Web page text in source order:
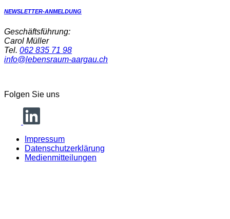
NEWSLETTER-ANMELDUNG
Geschäftsführung:
Carol Müller
Tel. 062 835 71 98
info@lebensraum-aargau.ch
Folgen Sie uns
Impressum
Datenschutzerklärung
Medienmitteilungen